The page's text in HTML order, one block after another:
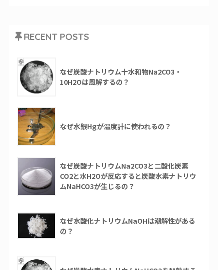
RECENT POSTS
なぜ炭酸ナトリウム十水和物Na2CO3・
10H2Oは風解するの？
なぜ水銀Hgが温度計に使われるの？
なぜ炭酸ナトリウムNa2CO3と二酸化炭素
CO2と水H2Oが反応すると炭酸水素ナトリウ
ムNaHCO3が生じるの？
なぜ水酸化ナトリウムNaOHは潮解性がある
の？